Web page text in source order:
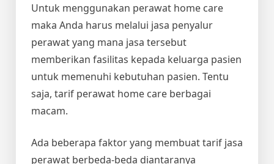
Untuk menggunakan perawat home care
maka Anda harus melalui jasa penyalur
perawat yang mana jasa tersebut
memberikan fasilitas kepada keluarga pasien
untuk memenuhi kebutuhan pasien. Tentu
saja, tarif perawat home care berbagai
macam.
Ada beberapa faktor yang membuat tarif jasa
perawat berbeda-beda diantaranya